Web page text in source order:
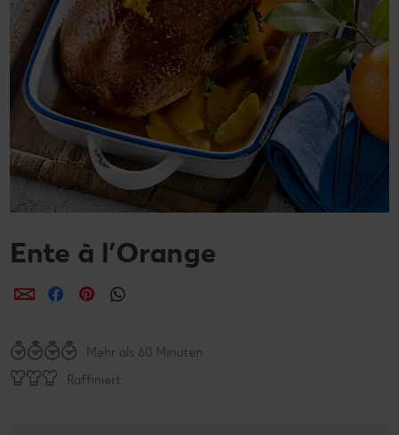
Ente à l’Orange
per E-Mail teilen
per Facebook teilen
per Pinterest teilen
Mehr als 60 Minuten
Raffiniert